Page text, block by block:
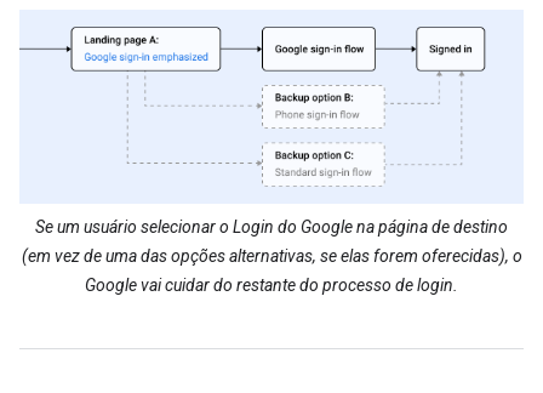
Se um usuário selecionar o Login do Google na página de destino
(em vez de uma das opções alternativas, se elas forem oferecidas), o
Google vai cuidar do restante do processo de login.